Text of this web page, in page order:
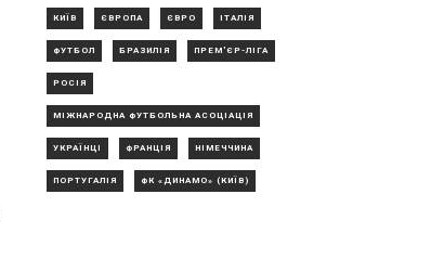
КИЇВ ЄВРОПА ЄВРО ІТАЛІЯ
ФУТБОЛ БРАЗИЛІЯ ПРЕМ'ЄР-ЛІГА
РОСІЯ
МІЖНАРОДНА ФУТБОЛЬНА АСОЦІАЦІЯ
УКРАЇНЦІ ФРАНЦІЯ НІМЕЧЧИНА
ПОРТУГАЛІЯ ФК «ДИНАМО» (КИЇВ)